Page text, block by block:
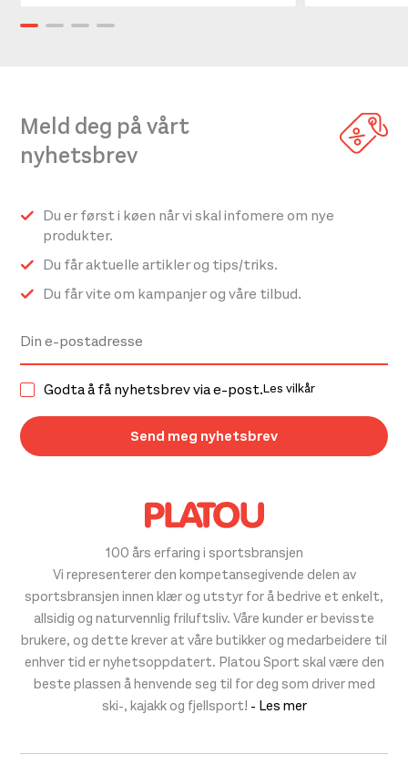
100 års erfaring i sportsbransjen
Vi representerer den kompetansegivende delen av
sportsbransjen innen klær og utstyr for å bedrive et enkelt,
allsidig og naturvennlig friluftsliv. Våre kunder er bevisste
brukere, og dette krever at våre butikker og medarbeidere til
enhver tid er nyhetsoppdatert. Platou Sport skal være den
beste plassen å henvende seg til for deg som driver med
ski-, kajakk og fjellsport! - Les mer
Meld deg på vårt
nyhetsbrev
Du er først i køen når vi skal infomere om nye
produkter.
Du får aktuelle artikler og tips/triks.
Du får vite om kampanjer og våre tilbud.
Godta å få nyhetsbrev via e-post.Les vilkår